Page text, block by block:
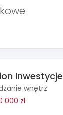
Inwestycje
wnętrz
000 zł